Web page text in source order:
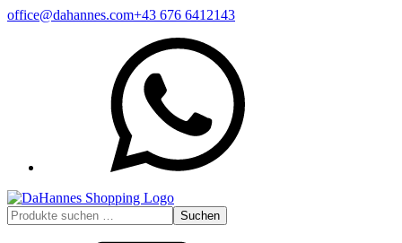
Zum
office@dahannes.com+43 676 6412143
Suchen
nach:
Suchen